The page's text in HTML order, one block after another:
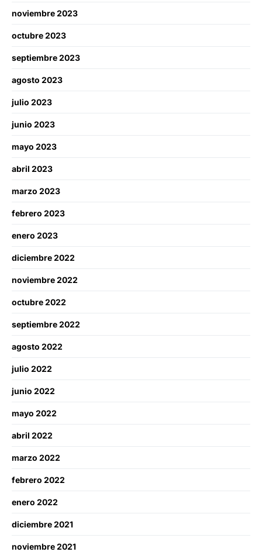
noviembre 2023
octubre 2023
septiembre 2023
agosto 2023
julio 2023
junio 2023
mayo 2023
abril 2023
marzo 2023
febrero 2023
enero 2023
diciembre 2022
noviembre 2022
octubre 2022
septiembre 2022
agosto 2022
julio 2022
junio 2022
mayo 2022
abril 2022
marzo 2022
febrero 2022
enero 2022
diciembre 2021
noviembre 2021